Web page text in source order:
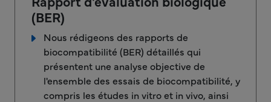
(BER)
Nous rédigeons des rapports de
biocompatibilité (BER) détaillés qui
présentent une analyse objective de
l'ensemble des essais de biocompatibilité, y
compris les études in vitro et in vivo, ainsi